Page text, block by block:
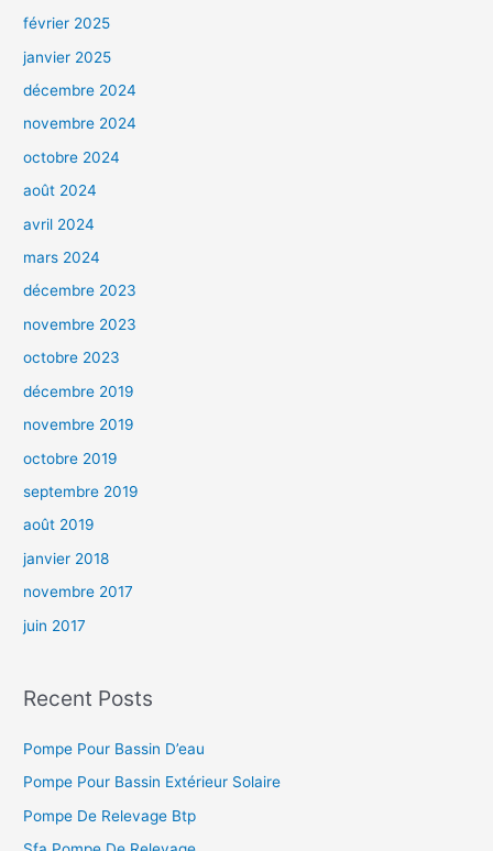
février 2025
janvier 2025
décembre 2024
novembre 2024
octobre 2024
août 2024
avril 2024
mars 2024
décembre 2023
novembre 2023
octobre 2023
décembre 2019
novembre 2019
octobre 2019
septembre 2019
août 2019
janvier 2018
novembre 2017
juin 2017
Recent Posts
Pompe Pour Bassin D’eau
Pompe Pour Bassin Extérieur Solaire
Pompe De Relevage Btp